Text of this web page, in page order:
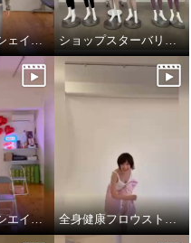
ビューティーシェイパーやわらかフィット ショップスターバリュー樫木メソッドビューティースパッツ
ビューティーシエイパーやわらかフィット 全身健康フロウストレッチ